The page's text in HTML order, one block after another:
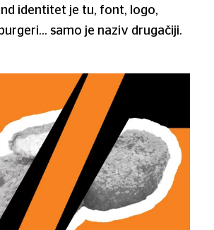
identitet je tu, font, logo,
samo je naziv drugačiji.